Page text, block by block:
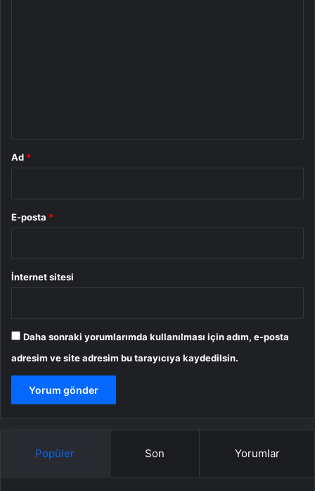
Ad *
E-posta *
İnternet sitesi
Daha sonraki yorumlarımda kullanılması için adım, e-posta
adresim ve site adresim bu tarayıcıya kaydedilsin.
Popüler Son Yorumlar